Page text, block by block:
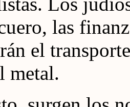
las
el
metal.